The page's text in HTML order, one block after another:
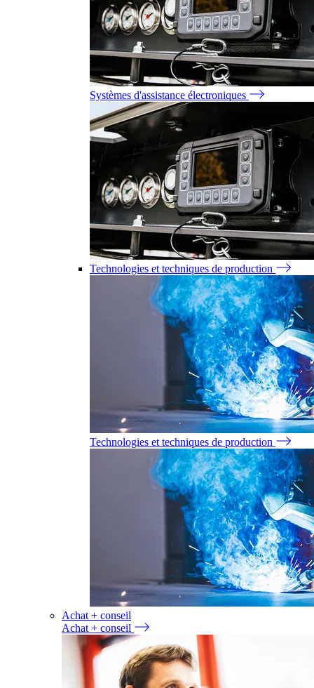
Systèmes d'assistance électroniques
Technologies et techniques de production
Technologies et techniques de production
Achat + conseil
Achat + conseil